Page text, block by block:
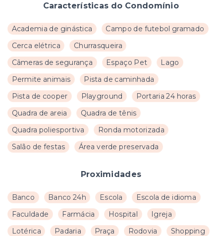
Características do Condomínio
Academia de ginástica
Campo de futebol gramado
Cerca elétrica
Churrasqueira
Câmeras de segurança
Espaço Pet
Lago
Permite animais
Pista de caminhada
Pista de cooper
Playground
Portaria 24 horas
Quadra de areia
Quadra de tênis
Quadra poliesportiva
Ronda motorizada
Salão de festas
Área verde preservada
Proximidades
Banco Banco 24h Escola
Escola de idioma
Faculdade
Farmácia Hospital
Igreja
Lotérica
Padaria Praça Rodovia
Shopping